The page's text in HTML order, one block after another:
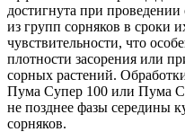
достигнута при
из групп сорняков в сроки
чувствительности, что
плотности засорения или
сорных растений.
Пума Супер 100 или Пума
не позднее фазы середины
сорняков.